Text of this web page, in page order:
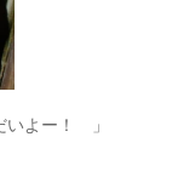
よー！ 」